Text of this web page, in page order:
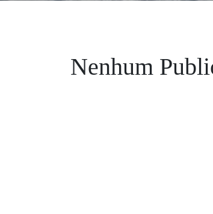
Nenhum